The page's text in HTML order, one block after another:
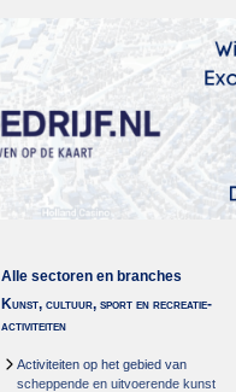
Alle sectoren en branches
Kunst, cultuur, sport en recreatie-
activiteiten
Activiteiten op het gebied van
scheppende en uitvoerende kunst